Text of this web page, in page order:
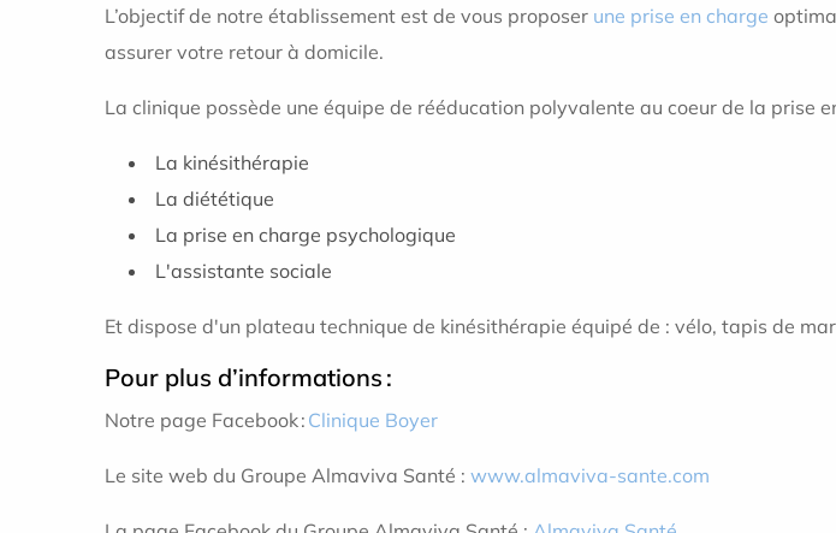
L’objectif de notre établissement est de vous proposer une prise en charge
assurer votre retour à domicile.
La clinique possède une équipe de rééducation polyvalente au coeur de la prise
La kinésithérapie
La diététique
La prise en charge psychologique
L'assistante sociale
Et dispose d'un plateau technique de kinésithérapie équipé de : vélo, tapis de
Pour plus d’informations :
Notre page Facebook : Clinique Boyer
Le site web du Groupe Almaviva Santé : www.almaviva-sante.com